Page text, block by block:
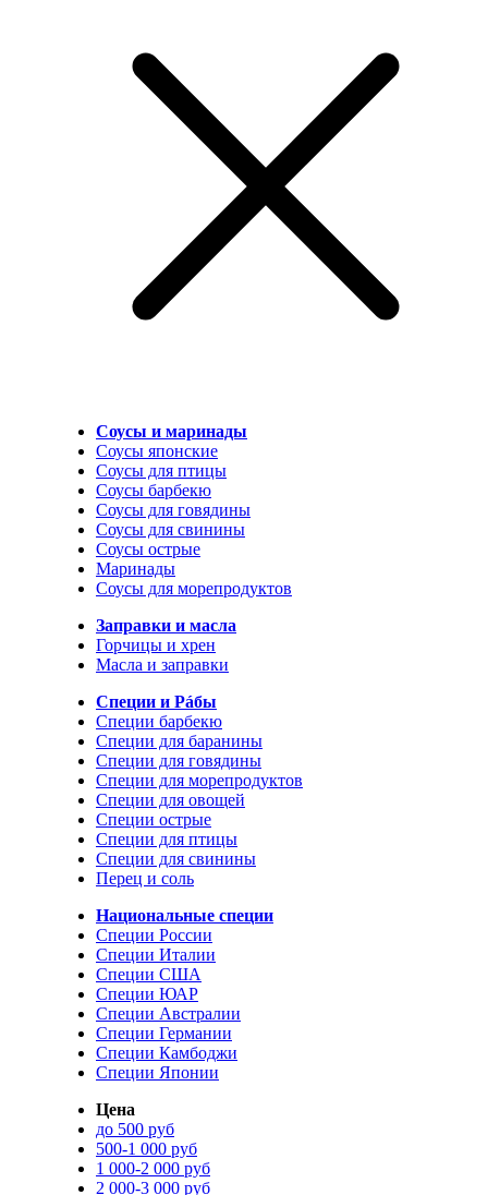
Соусы и маринады
Соусы японские
Соусы для птицы
Соусы барбекю
Соусы для говядины
Соусы для свинины
Соусы острые
Маринады
Соусы для морепродуктов
Заправки и масла
Горчицы и хрен
Масла и заправки
Специи и Рáбы
Специи барбекю
Специи для баранины
Специи для говядины
Специи для морепродуктов
Специи для овощей
Специи острые
Специи для птицы
Специи для свинины
Перец и соль
Национальные специи
Специи России
Специи Италии
Специи США
Специи ЮАР
Специи Австралии
Специи Германии
Специи Камбоджи
Специи Японии
Цена
до 500 руб
500-1 000 руб
1 000-2 000 руб
2 000-3 000 руб